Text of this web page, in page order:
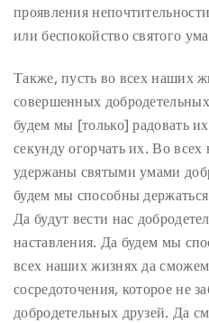
проявления
или беспокойство святого
Также, пусть во всех наших
совершенных
будем мы [только] радовать
секунду огорчать их. Во
удержаны святыми умами
будем мы способны
Да будут вести нас
наставления. Да будем мы
всех наших жизнях да
сосредоточения, которое не
добродетельных друзей. Да